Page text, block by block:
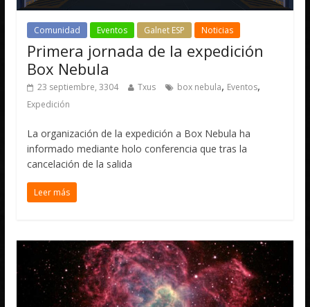
Comunidad Eventos Galnet ESP Noticias
Primera jornada de la expedición
Box Nebula
23 septiembre, 3304 Txus box nebula, Eventos,
Expedición
La organización de la expedición a Box Nebula ha
informado mediante holo conferencia que tras la
cancelación de la salida
Leer más